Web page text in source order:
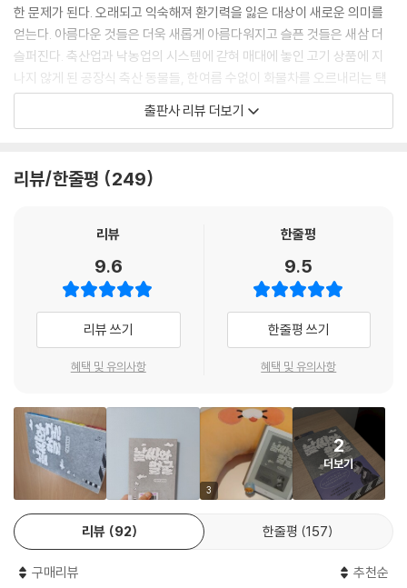
한 문제가 된다. 오래되고 익숙해져 환기력을 잃은 대상이 새로운 의미를
얻는다. 아름다운 것들은 더욱 새롭게 아름다워지고 슬픈 것들은 새삼 더
슬퍼진다. 축산업과 낙농업의 시스템에 갇혀 매대에 놓인 고기 상품에 지
나지 않게 된 공장식 축산 동물들, 한여름 수없이 화물차를 오르내리는 택
배 노동자들, 차별금지법 제정을 촉구하며 단식 농성하는 장애인들, 긴 세
월 부지런히 하늘길을 오가며 자신들의 삶의 원리에 충실하였으나 이제는
『날씨와 얼굴』은 우리 삶을 지탱하지만 의도적으로 지워진 얼굴들을 찬찬
수 없다고 말하지 않는 이들의 존재를 만나게 된다. 그리고 우리 모두는 얼
자가 글쓰기 수업에서도 늘 가르치고자 하는 것이다. 우리 모두가 하던 짓
을 그만두기로 할 때 만들어질 커다란 정서를 그는 부푼 마음으로 상상한
다. 비인간 동물을 착취하지 않고도 무탈히 흘러가는 인간 동물의 생애, 그
것이 이슬아 작가가 꿈꾸는 앞으로의 날들이다.
기 위해 이슬아 작가는 조심스럽게 언어를 구성해간다”면서 “주목받지 못
하는 얼굴들에 하나하나 조명을 비추며 우리가 연결된 존재임을 강조하는
이 언어에 동참해보면 어떨까” 권한다. 이슬아 작가는 같은 꿈을 꾸자고 독
자를 초대하며 말하고 있다. 나에게 없는 지혜가 당신에게 있을 것이라고.
우리는 분명 서로에게 배울 수 있을 거라고.
출판사 리뷰 더보기
리뷰/한줄평 249
리뷰
9.6
리뷰 쓰기
혜택 및 유의사항
한줄평
9.5
한줄평 쓰기
혜택 및 유의사항
3
2
더보기
리뷰 92 한줄평 157
구매리뷰 추천순